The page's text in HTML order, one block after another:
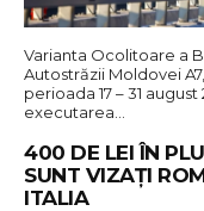
Varianta Ocolitoare a
Autostrăzii Moldovei
perioada 17 – 31
executarea…
400 DE LEI ÎN
SUNT VIZAȚI
ITALIA